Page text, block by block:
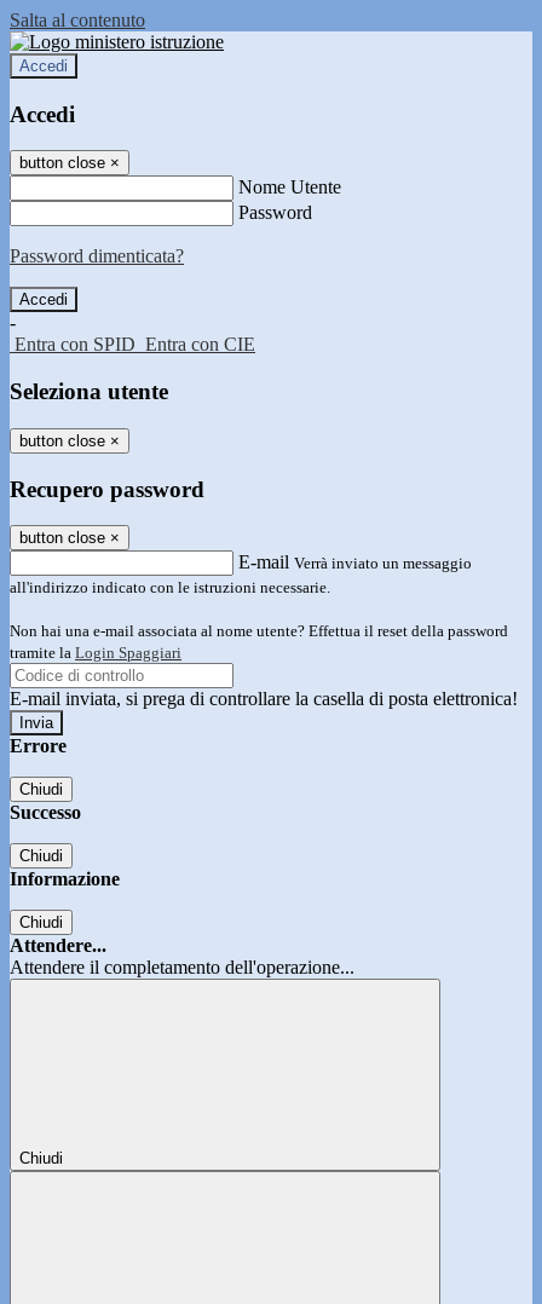
Salta al contenuto
Accedi
Accedi
button close ×
Nome Utente
Password
Password dimenticata?
-
Entra con SPID Entra con CIE
Seleziona utente
button close ×
Recupero password
button close ×
E-mail Verrà inviato un messaggio
all'indirizzo indicato con le istruzioni necessarie.
Non hai una e-mail associata al nome utente? Effettua il reset della password
tramite la Login Spaggiari
E-mail inviata, si prega di controllare la casella di posta elettronica!
Errore
Chiudi
Successo
Chiudi
Informazione
Chiudi
Attendere...
Attendere il completamento dell'operazione...
Chiudi